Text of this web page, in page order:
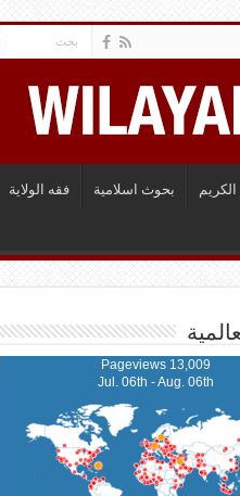
الكريم بحوث اسلامية فقه الولاية
13,009 Pageviews
Jul. 06th - Aug. 06th